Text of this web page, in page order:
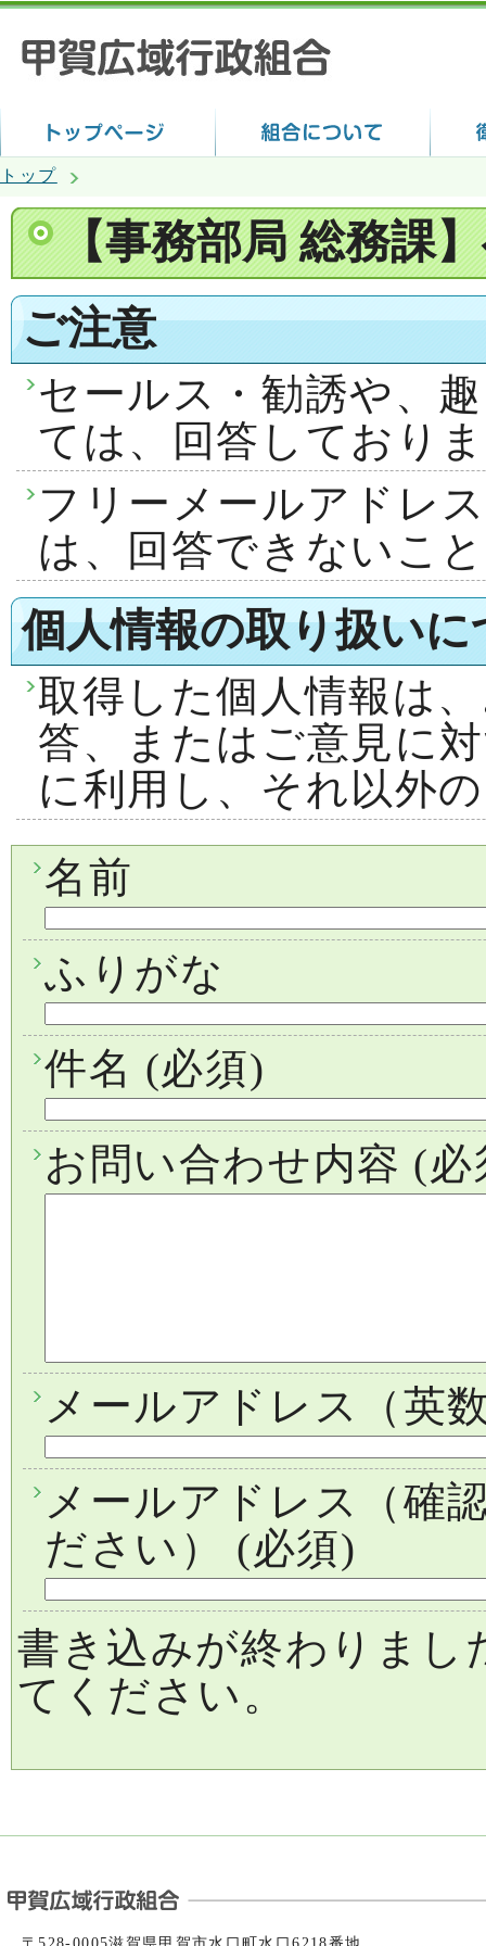
トップ
【事務部局 総務課
ご注意
セールス・勧誘や、
ては、回答しており
フリーメールアドレ
は、回答できないこ
個人情報の取り扱いに
取得した個人情報は
答、またはご意見に
に利用し、それ以外
名前
ふりがな
件名 (必須)
お問い合わせ内容 (必
メールアドレス（英
メールアドレス（確
ださい）
(必須)
書き込みが終わりまし
てください。